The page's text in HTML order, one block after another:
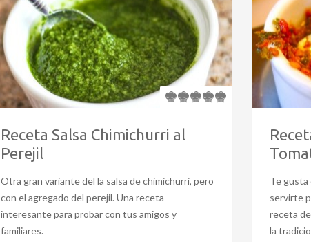
Receta Salsa Chimichurri al
Perejil
Otra gran variante del la salsa de chimichurri, pero
con el agregado del perejil. Una receta
interesante para probar con tus amigos y
familiares.
Te
servirte
receta
la